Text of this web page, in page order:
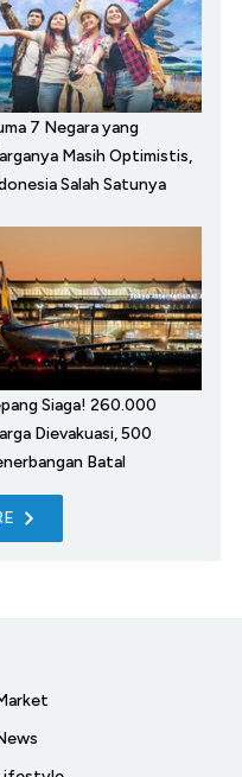
7 Negara yang
Masih Optimistis,
Salah Satunya
Siaga! 260.000
Dievakuasi, 500
Batal